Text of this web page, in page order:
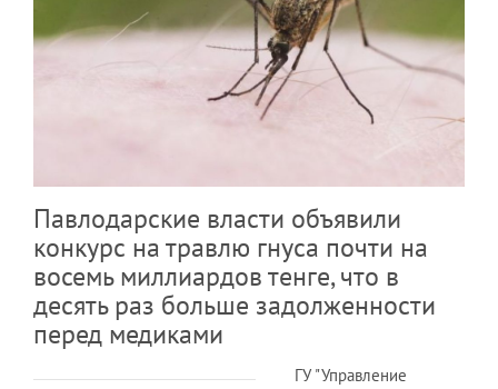
Павлодарские власти объявили
конкурс на травлю гнуса почти на
восемь миллиардов тенге, что в
десять раз больше задолженности
перед медиками
ГУ "Управление